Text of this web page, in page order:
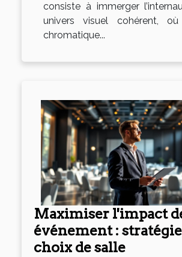
consiste à immerger
univers visuel cohérent,
chromatique...
Maximiser l'impact
événement :
choix de salle